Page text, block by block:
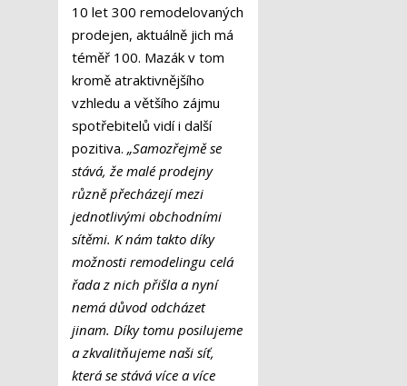
10 let 300 remodelovaných
prodejen, aktuálně jich má
téměř 100. Mazák v tom
kromě atraktivnějšího
vzhledu a většího zájmu
spotřebitelů vidí i další
pozitiva. „Samozřejmě se
stává, že malé prodejny
různě přecházejí mezi
jednotlivými obchodními
sítěmi. K nám takto díky
možnosti remodelingu celá
řada z nich přišla a nyní
nemá důvod odcházet
jinam. Díky tomu posilujeme
a zkvalitňujeme naši síť,
která se stává více a více